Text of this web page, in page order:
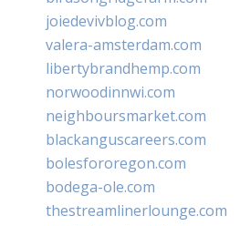
joiedevivblog.com
valera-amsterdam.com
libertybrandhemp.com
norwoodinnwi.com
neighboursmarket.com
blackanguscareers.com
bolesfororegon.com
bodega-ole.com
thestreamlinerlounge.com